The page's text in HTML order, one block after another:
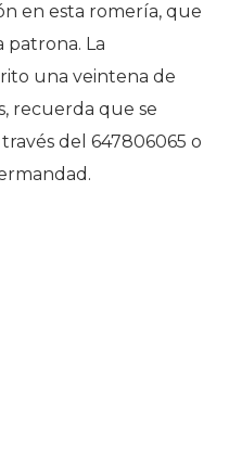
en esta romería, que
patrona. La
una veintena de
recuerda que se
del 647806065 o